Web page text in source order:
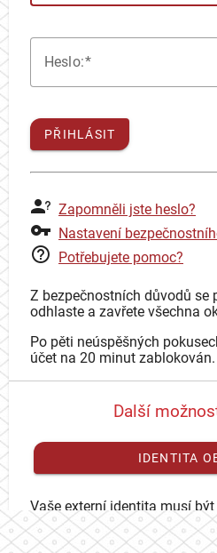
Heslo:
PŘIHLÁSIT
Zapomněli jste heslo?
Nastavení
Potřebujete pomoc?
Z bezpečnostních důvodů se
odhlaste a zavřete všechna
Po pěti neúspěšných
účet na 20 minut zablokován.
Další
IDENTITA
Vaše externí identita musí být
se mohli přihlásit ke svému